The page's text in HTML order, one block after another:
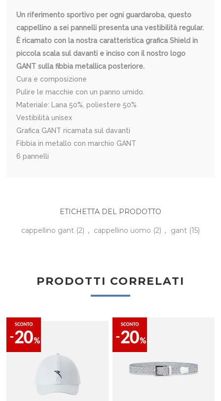
Un riferimento sportivo per ogni guardaroba, questo
cappellino a sei pannelli presenta una vestibilità regular.
È ricamato con la nostra caratteristica grafica Shield in
piccola scala sul davanti e inciso con il nostro logo
GANT sulla fibbia metallica posteriore.
Cura e composizione
Pulire le macchie con un panno umido.
Materiale: Lana 50%, poliestere 50%
Vestibilità unisex
Grafica GANT ricamata sul davanti
Fibbia in metallo con marchio GANT
6 pannelli
ETICHETTA DEL PRODOTTO
cappellino gant (2) , cappellino uomo (2) , gant (15)
PRODOTTI CORRELATI